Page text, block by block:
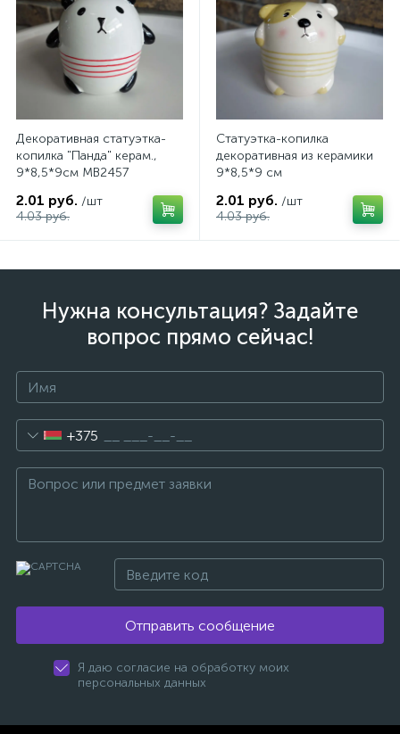
Декоративная статуэтка-
копилка "Панда" керам.,
9*8,5*9см MB2457
2.01 руб. /шт
4.03 руб.
Статуэтка-копилка
декоративная из керамики
9*8,5*9 см
2.01 руб. /шт
4.03 руб.
Нужна консультация? Задайте
вопрос прямо сейчас!
+375
Отправить сообщение
Я даю согласие на обработку моих
персональных данных